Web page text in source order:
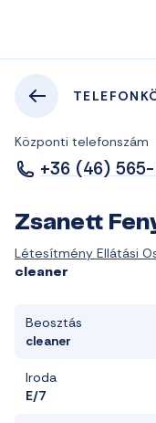
Központi telefonszám
+36 (46)
Zsanett
Létesítmény Ellátási
cleaner
Beosztás
cleaner
Iroda
E/7